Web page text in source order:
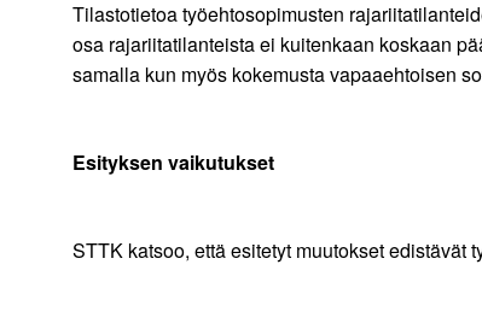
Tilastotietoa työehtosopimusten
osa rajariitatilanteista ei kuitenkaan koskaan
samalla kun myös kokemusta vapaaehtoisen
Esityksen vaikutukset
STTK katsoo, että esitetyt muutokset